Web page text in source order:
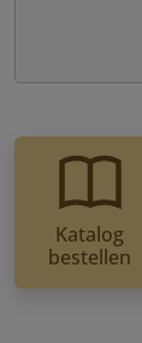
Katalog
bestellen